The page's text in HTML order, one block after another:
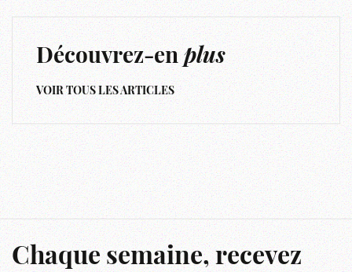
Découvrez-enplus
VOIR TOUS LES ARTICLES
Chaque semaine, recevez